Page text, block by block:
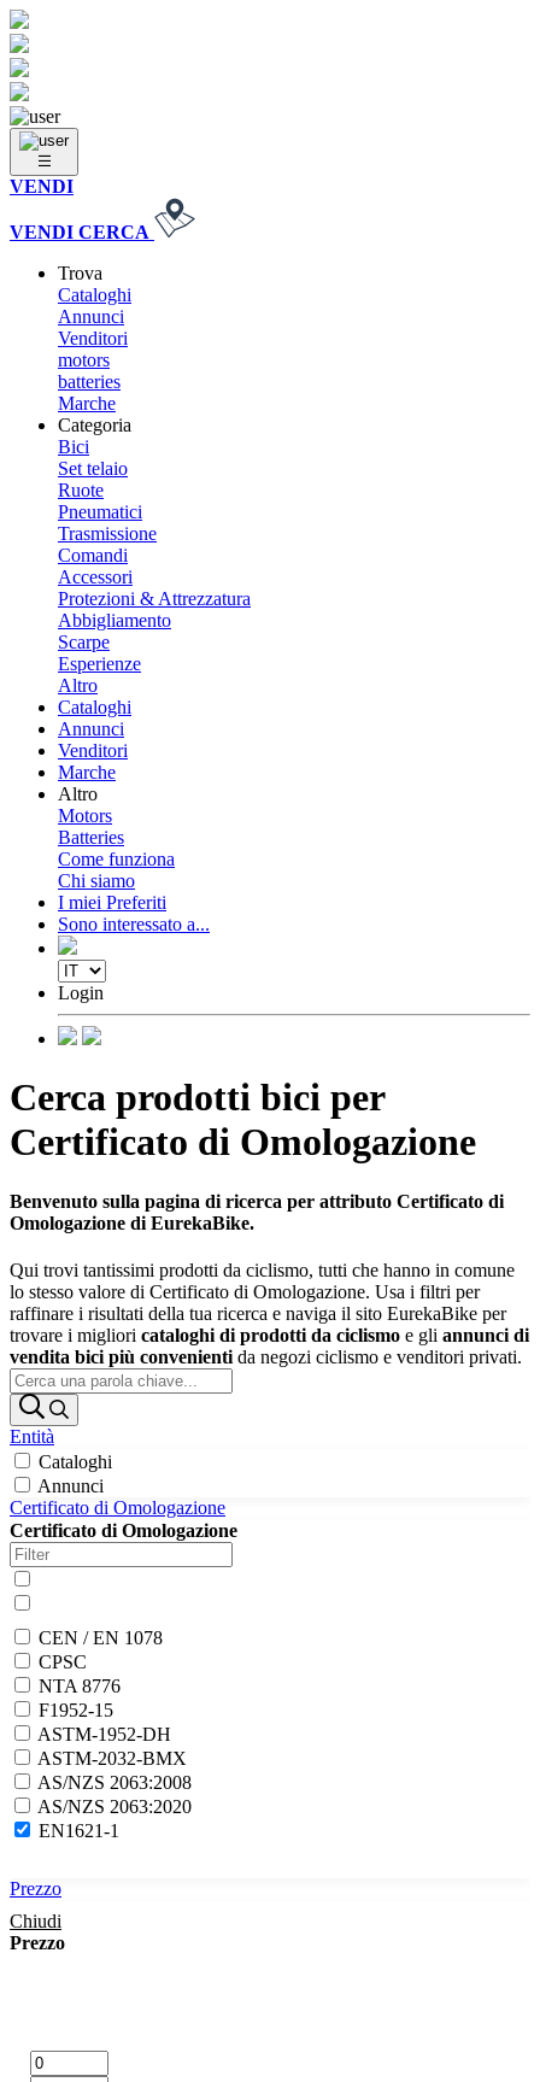
VENDI
VENDI CERCA
Trova
Cataloghi
Annunci
Venditori
motors
batteries
Marche
Categoria
Bici
Set telaio
Ruote
Pneumatici
Trasmissione
Comandi
Accessori
Protezioni & Attrezzatura
Abbigliamento
Scarpe
Esperienze
Altro
Cataloghi
Annunci
Venditori
Marche
Altro
Motors
Batteries
Come funziona
Chi siamo
I miei Preferiti
Sono interessato a...
Login
Cerca prodotti bici per
Certificato di Omologazione
Benvenuto sulla pagina di ricerca per attributo Certificato di
Omologazione di EurekaBike.
Qui trovi tantissimi prodotti da ciclismo, tutti che hanno in comune
lo stesso valore di Certificato di Omologazione. Usa i filtri per
raffinare i risultati della tua ricerca e naviga il sito EurekaBike per
trovare i migliori cataloghi di prodotti da ciclismo e gli annunci di
vendita bici più convenienti da negozi ciclismo e venditori privati.
Entità
Cataloghi
Annunci
Certificato di Omologazione
Certificato di Omologazione
CEN / EN 1078
CPSC
NTA 8776
F1952-15
ASTM-1952-DH
ASTM-2032-BMX
AS/NZS 2063:2008
AS/NZS 2063:2020
EN1621-1
Prezzo
Chiudi
Prezzo